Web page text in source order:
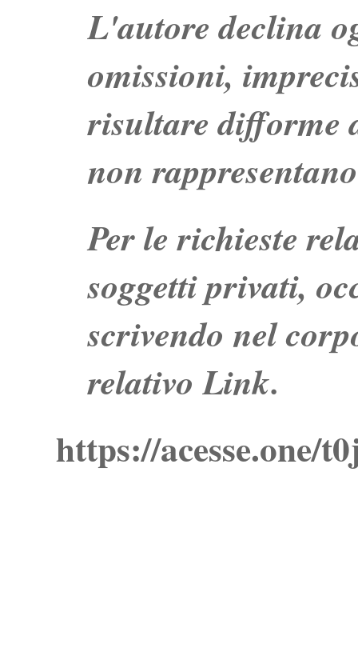
L'autore declina
omissioni,
risultare difforme
non
Per le richieste
soggetti privati,
scrivendo nel
relativo Link.
https://acesse.one/